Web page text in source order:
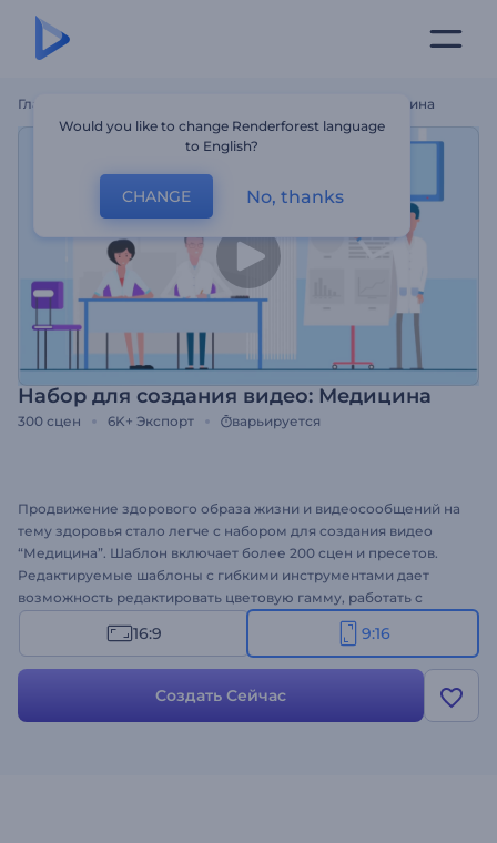
Главная Набор Для Создания Видео: Медицина
Набор для создания видео: Медицина
300 сцен 6K+ Экспорт варьируется
Продвижение здорового образа жизни и видеосообщений на
тему здоровья стало легче с набором для создания видео
“Медицина”. Шаблон включает более 200 сцен и пресетов.
Редактируемые шаблоны с гибкими инструментами дает
возможность редактировать цветовую гамму, работать с
большой библиотекой музыки, полями для вставки текста и
изображений и многим другим. Отлично подходит для
медучреждений, центров, пропагандирующих здоровый образ
жизни, и рекламы медицинских услуг. Попробуйте создать
16:9 9:16
Создать Сейчас
Would you like to change Renderforest language
to English?
CHANGE No, thanks